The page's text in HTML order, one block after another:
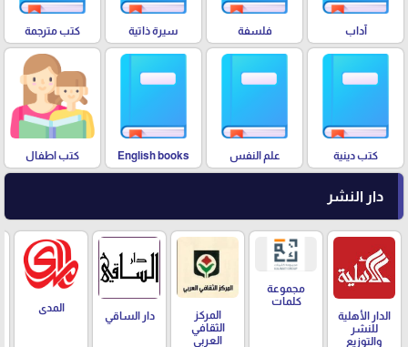
آداب فلسفة سيرة ذاتية كتب مترجمة
كتب دينية علم النفس English books كتب اطفال
دار النشر
الدار الأهلية
للنشر
والتوزيع
مجموعة
كلمات
المركز
الثقافي
العربي
دار الساقي
المدى